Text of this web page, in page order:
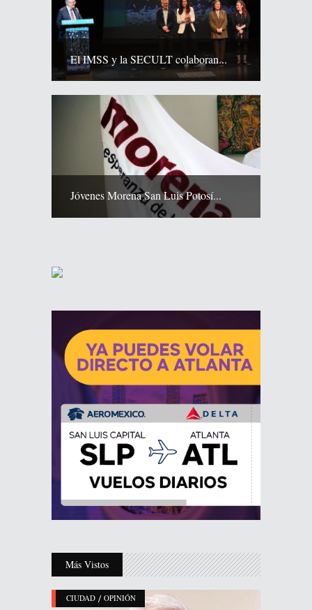
El IMSS y la SECULT colaboran...
Jóvenes Morena San Luis Potosí...
Más Vistos
CIUDAD / OPINIÓN